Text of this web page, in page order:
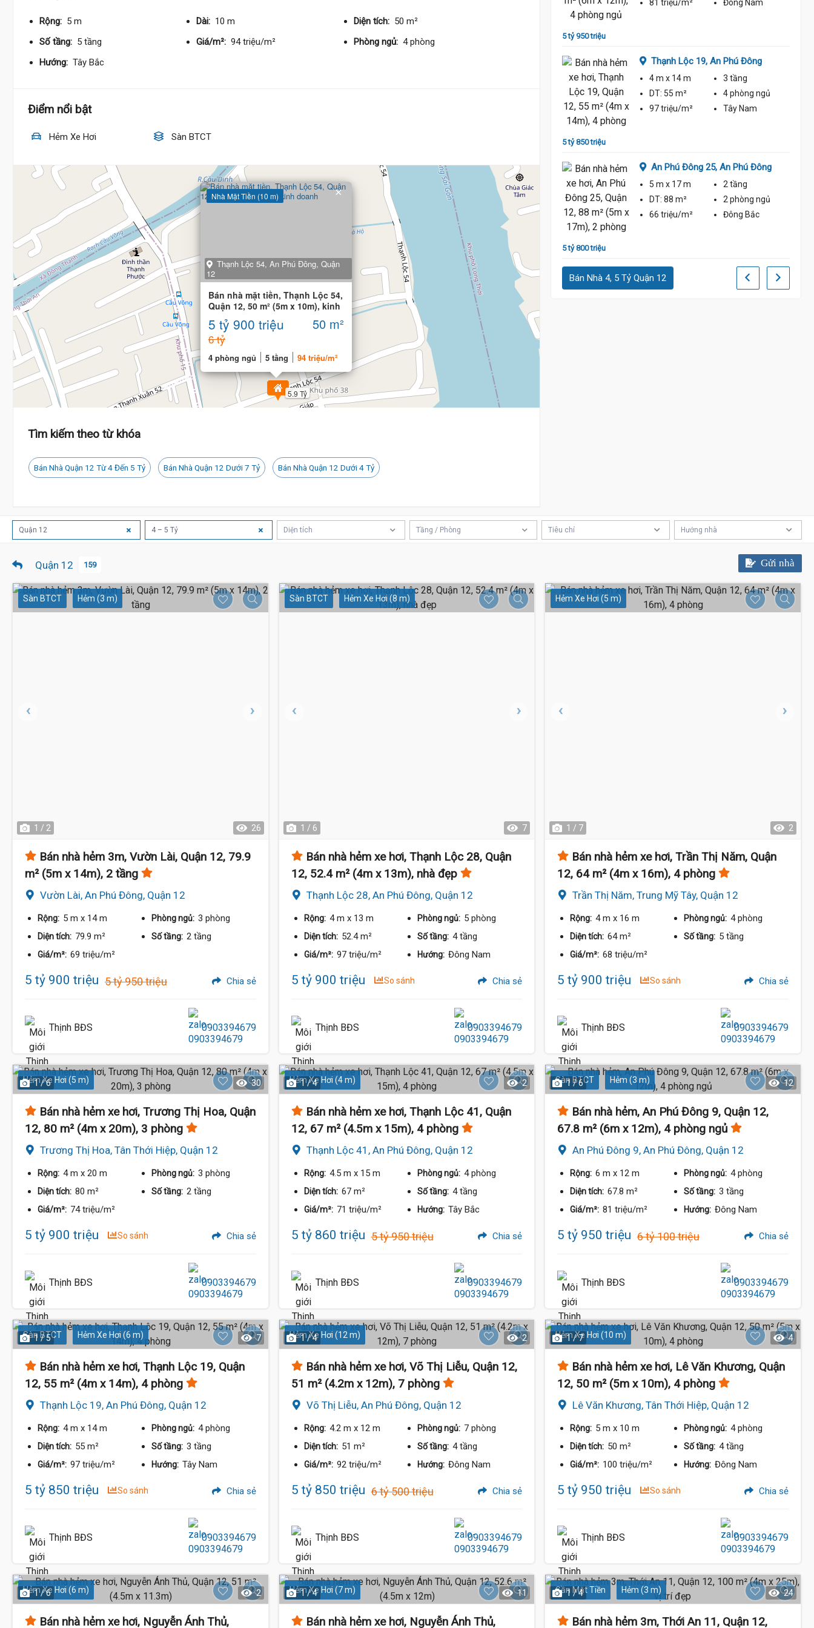
Rộng: 5 m Dài: 10 m Diện tích: 50 m²
Số tầng: 5 tầng Giá/m²: 94 triệu/m² Phòng ngủ: 4 phòng
Hướng: Tây Bắc
Điểm nổi bật
Hẻm Xe Hơi Sàn BTCT
5.9 Tỷ
5.86 Tỷ
Nhà Mặt Tiền (10 m)
Thạnh Lộc 54, An Phú Đông, Quận
12
Bán nhà mặt tiền, Thạnh Lộc 54,
Quận 12, 50 m² (5m x 10m), kinh
doanh
5 tỷ 900 triệu 50 m²
6 tỷ
4 phòng ngủ 5 tầng 94 triệu/m²
×
Tìm kiếm theo từ khóa
Bán Nhà Quận 12 Từ 4 Đến 5 Tỷ Bán Nhà Quận 12 Dưới 7 Tỷ Bán Nhà Quận 12 Dưới 4 Tỷ
Thạnh Lộc 16,An Phú Đông
x 14 m
5 tầng
57 m² 4 phòng
98 triệu/m²
Đông Bắc
5 tỷ 950 triệu
81 triệu/m²
Đông Nam
5 tỷ 850 triệu
Thạnh Lộc 19, An Phú Đông
4 m x 14 m
3 tầng
DT: 55 m² 4 phòng ngủ
97 triệu/m²
Tây Nam
5 tỷ 800 triệu
An Phú Đông 25, An Phú Đông
5 m x 17 m
2 tầng
DT: 88 m² 2 phòng ngủ
66 triệu/m²
Đông Bắc
Bán Nhà 4, 5 Tỷ Quận 12
Quận 12 4 – 5 Tỷ Diện tích Tầng / Phòng Tiêu chí Hướng nhà
Gửi nhà
Quận 12 159
Sàn BTCT Hẻm (3 m)
1 / 2 26
Bán nhà hẻm 3m, Vườn Lài, Quận 12, 79.9
m² (5m x 14m), 2 tầng
Vườn Lài, An Phú Đông, Quận 12
Rộng: 5 m x 14 m Phòng ngủ: 3 phòng
Diện tích: 79.9 m² Số tầng: 2 tầng
Giá/m²: 69 triệu/m²
5 tỷ 900 triệu 5 tỷ 950 triệu Chia sẻ
Thịnh BĐS 0903394679
Sàn BTCT Hẻm Xe Hơi (8 m)
1 / 6 7
Bán nhà hẻm xe hơi, Thạnh Lộc 28, Quận
12, 52.4 m² (4m x 13m), nhà đẹp
Thạnh Lộc 28, An Phú Đông, Quận 12
Rộng: 4 m x 13 m Phòng ngủ: 5 phòng
Diện tích: 52.4 m² Số tầng: 4 tầng
Giá/m²: 97 triệu/m² Hướng: Đông Nam
5 tỷ 900 triệu So sánh Chia sẻ
Thịnh BĐS 0903394679
Hẻm Xe Hơi (5 m)
1 / 7 2
Bán nhà hẻm xe hơi, Trần Thị Năm, Quận
12, 64 m² (4m x 16m), 4 phòng
Trần Thị Năm, Trung Mỹ Tây, Quận 12
Rộng: 4 m x 16 m Phòng ngủ: 4 phòng
Diện tích: 64 m² Số tầng: 5 tầng
Giá/m²: 68 triệu/m²
5 tỷ 900 triệu So sánh Chia sẻ
Thịnh BĐS 0903394679
Hẻm Xe Hơi (5 m)
1 / 6 30
Bán nhà hẻm xe hơi, Trương Thị Hoa, Quận
12, 80 m² (4m x 20m), 3 phòng
Trương Thị Hoa, Tân Thới Hiệp, Quận 12
Rộng: 4 m x 20 m Phòng ngủ: 3 phòng
Diện tích: 80 m² Số tầng: 2 tầng
Giá/m²: 74 triệu/m²
5 tỷ 900 triệu So sánh Chia sẻ
Thịnh BĐS 0903394679
Hẻm Xe Hơi (4 m)
1 / 4 2
Bán nhà hẻm xe hơi, Thạnh Lộc 41, Quận
12, 67 m² (4.5m x 15m), 4 phòng
Thạnh Lộc 41, An Phú Đông, Quận 12
Rộng: 4.5 m x 15 m Phòng ngủ: 4 phòng
Diện tích: 67 m² Số tầng: 4 tầng
Giá/m²: 71 triệu/m² Hướng: Tây Bắc
5 tỷ 860 triệu 5 tỷ 950 triệu Chia sẻ
Thịnh BĐS 0903394679
Sàn BTCT Hẻm (3 m)
1 / 6 12
Bán nhà hẻm, An Phú Đông 9, Quận 12,
67.8 m² (6m x 12m), 4 phòng ngủ
An Phú Đông 9, An Phú Đông, Quận 12
Rộng: 6 m x 12 m Phòng ngủ: 4 phòng
Diện tích: 67.8 m² Số tầng: 3 tầng
Giá/m²: 81 triệu/m² Hướng: Đông Nam
5 tỷ 950 triệu 6 tỷ 100 triệu Chia sẻ
Thịnh BĐS 0903394679
Sàn BTCT Hẻm Xe Hơi (6 m)
1 / 5 7
Bán nhà hẻm xe hơi, Thạnh Lộc 19, Quận
12, 55 m² (4m x 14m), 4 phòng
Thạnh Lộc 19, An Phú Đông, Quận 12
Rộng: 4 m x 14 m Phòng ngủ: 4 phòng
Diện tích: 55 m² Số tầng: 3 tầng
Giá/m²: 97 triệu/m² Hướng: Tây Nam
5 tỷ 850 triệu So sánh Chia sẻ
Thịnh BĐS 0903394679
Hẻm Xe Hơi (12 m)
1 / 4 2
Bán nhà hẻm xe hơi, Võ Thị Liễu, Quận 12,
51 m² (4.2m x 12m), 7 phòng
Võ Thị Liễu, An Phú Đông, Quận 12
Rộng: 4.2 m x 12 m Phòng ngủ: 7 phòng
Diện tích: 51 m² Số tầng: 4 tầng
Giá/m²: 92 triệu/m² Hướng: Đông Nam
5 tỷ 850 triệu 6 tỷ 500 triệu Chia sẻ
Thịnh BĐS 0903394679
Hẻm Xe Hơi (10 m)
1 / 7 4
Bán nhà hẻm xe hơi, Lê Văn Khương, Quận
12, 50 m² (5m x 10m), 4 phòng
Lê Văn Khương, Tân Thới Hiệp, Quận 12
Rộng: 5 m x 10 m Phòng ngủ: 4 phòng
Diện tích: 50 m² Số tầng: 4 tầng
Giá/m²: 100 triệu/m² Hướng: Đông Nam
5 tỷ 950 triệu So sánh Chia sẻ
Thịnh BĐS 0903394679
Hẻm Xe Hơi (6 m)
1 / 6 2
Bán nhà hẻm xe hơi, Nguyễn Ánh Thủ,
Hẻm Xe Hơi (7 m)
1 / 4 11
Bán nhà hẻm xe hơi, Nguyễn Ánh Thủ,
Gần Mặt Tiền Hẻm (3 m)
1 / 4 24
Bán nhà hẻm 3m, Thới An 11, Quận 12,